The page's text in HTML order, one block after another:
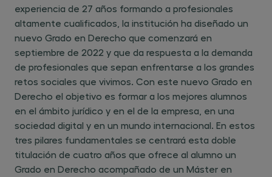
experiencia de 27 años formando a profesionales
altamente cualificados, la institución ha diseñado un
nuevo Grado en Derecho que comenzará en
septiembre de 2022 y que da respuesta a la demanda
de profesionales que sepan enfrentarse a los grandes
retos sociales que vivimos. Con este nuevo Grado en
Derecho el objetivo es formar a los mejores alumnos
en el ámbito jurídico y en el de la empresa, en una
sociedad digital y en un mundo internacional. En estos
tres pilares fundamentales se centrará esta doble
titulación de cuatro años que ofrece al alumno un
Grado en Derecho acompañado de un Máster en